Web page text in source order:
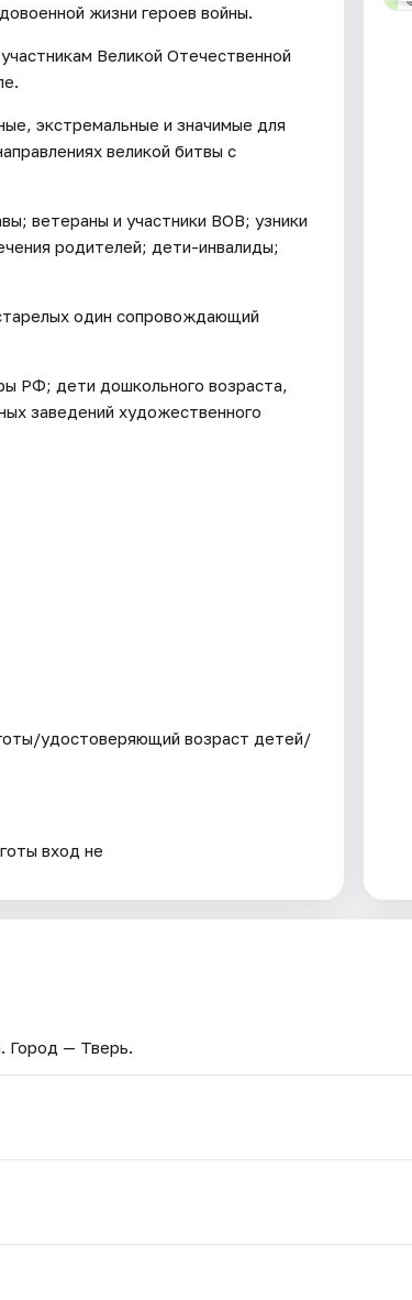
жизни героев войны.
Великой Отечественной
экстремальные и значимые для
великой битвы с
ветераны и участники ВОВ; узники
родителей; дети-инвалиды;
один сопровождающий
РФ; дети дошкольного возраста,
заведений художественного
удостоверяющий возраст детей/
вход не
. Город — Тверь.